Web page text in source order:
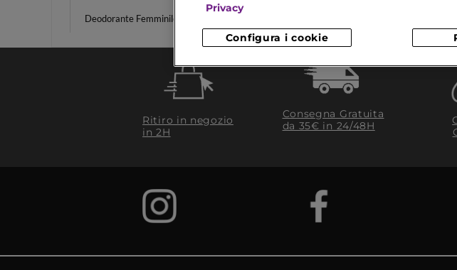
Deodorante Femminile
Ritiro in negozio
in 2H
Consegna Gratuita
da 35€​ in 24/48H
Privacy
Configura i cookie